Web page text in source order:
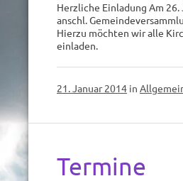
Herzliche Einladung Am
anschl.
Hierzu möchten wir alle
einladen.
21. Januar 2014 in
Termine